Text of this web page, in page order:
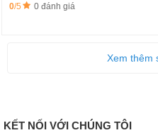
0/5 0 đánh giá
Xem thêm
KẾT NỐI VỚI CHÚNG TÔI